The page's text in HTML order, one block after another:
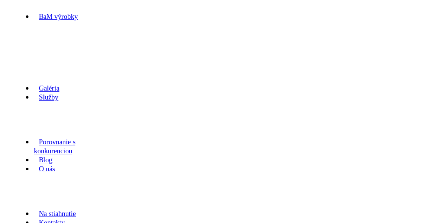
BaM výrobky
Galéria
Služby
Porovnanie s
konkurenciou
Blog
O nás
Na stiahnutie